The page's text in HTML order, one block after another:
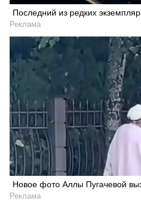
Последний из редких
Реклама
Новое фото Аллы Пугачевой
Реклама